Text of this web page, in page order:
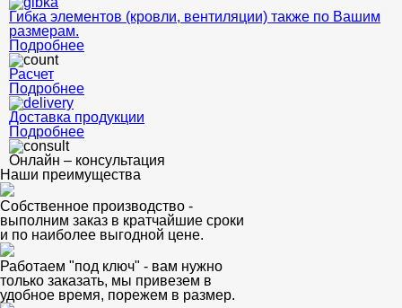
Гибка элементов (кровли, вентиляции) также по Вашим
размерам.
Подробнее
Расчет
Подробнее
Доставка продукции
Подробнее
Онлайн – консультация
Наши преимущества
Собственное производство -
выполним заказ в кратчайшие сроки
и по наиболее выгодной цене.
Работаем "под ключ" - вам нужно
только заказать, мы привезем в
удобное время, порежем в размер.